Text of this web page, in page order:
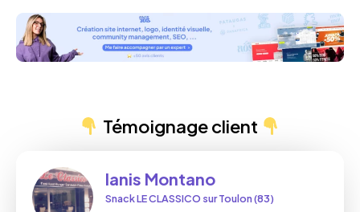
Témoignage client
Ianis Montano
Snack LE CLASSICO sur Toulon (83)